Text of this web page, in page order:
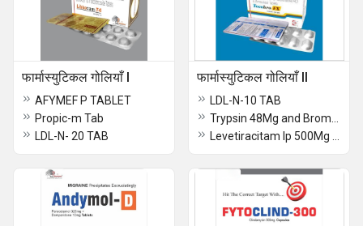
फार्मास्युटिकल गोलियाँ I
AFYMEF P TABLET
Propic-m Tab
LDL-N- 20 TAB
फार्मास्युटिकल गोलियाँ II
LDL-N-10 TAB